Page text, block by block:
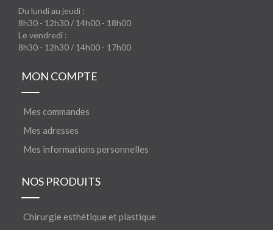
Du lundi au jeudi :
8h30 - 12h30 / 14h00 - 18h00
Le vendredi :
8h30 - 12h30 / 14h00 - 17h00
MON COMPTE
Mes commandes
Mes adresses
Mes informations personnelles
NOS PRODUITS
Chirurgie esthétique et plastique